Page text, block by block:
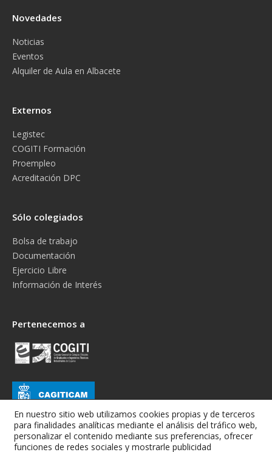
Novedades
Noticias
Eventos
Alquiler de Aula en Albacete
Externos
Legistec
COGITI Formación
Proempleo
Acreditación DPC
Sólo colegiados
Bolsa de trabajo
Documentación
Ejercicio Libre
Información de Interés
Pertenecemos a
En nuestro sitio web utilizamos cookies propias y de terceros
para finalidades analíticas mediante el análisis del tráfico web,
personalizar el contenido mediante sus preferencias, ofrecer
funciones de redes sociales y mostrarle publicidad